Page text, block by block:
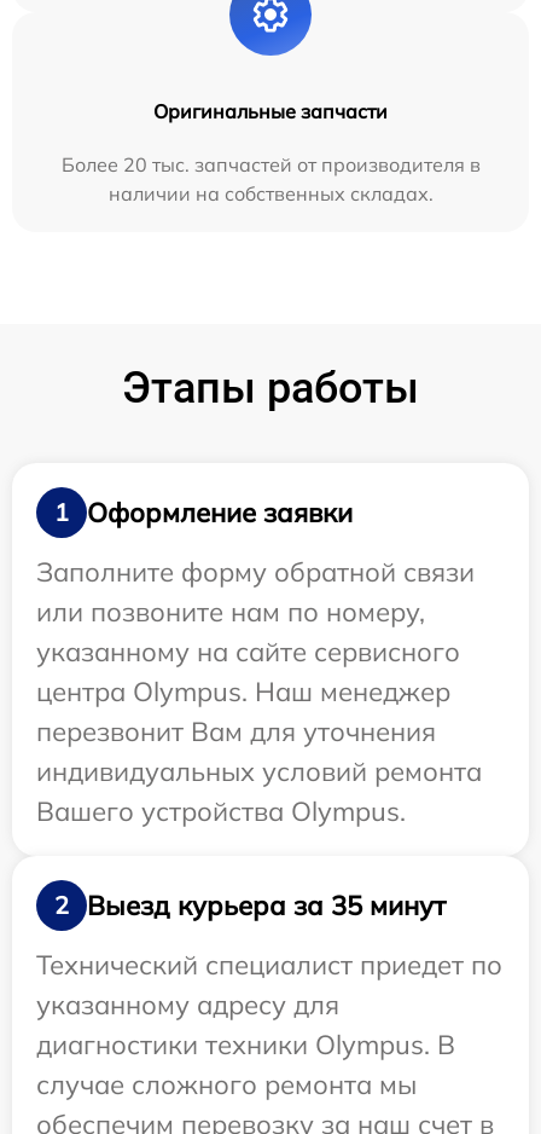
Оригинальные запчасти
Более 20 тыс. запчастей от производителя в
наличии на собственных складах.
Этапы работы
1
Оформление заявки
Заполните форму обратной связи
или позвоните нам по номеру,
указанному на сайте сервисного
центра Olympus. Наш менеджер
перезвонит Вам для уточнения
индивидуальных условий ремонта
Вашего устройства Olympus.
2
Выезд курьера за 35 минут
Технический специалист приедет по
указанному адресу для
диагностики техники Olympus. В
случае сложного ремонта мы
обеспечим перевозку за наш счет в